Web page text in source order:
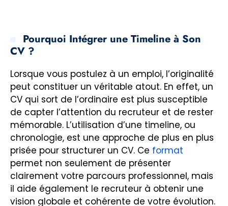
Pourquoi Intégrer une Timeline à Son
CV ?
Lorsque vous postulez à un emploi, l’originalité
peut constituer un véritable atout. En effet, un
CV qui sort de l’ordinaire est plus susceptible
de capter l’attention du recruteur et de rester
mémorable. L’utilisation d’une timeline, ou
chronologie, est une approche de plus en plus
prisée pour structurer un CV. Ce format
permet non seulement de présenter
clairement votre parcours professionnel, mais
il aide également le recruteur à obtenir une
vision globale et cohérente de votre évolution.